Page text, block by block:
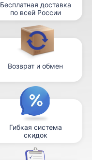
Бесплатная доставка
по всей России
Возврат и обмен
Гибкая система
скидок